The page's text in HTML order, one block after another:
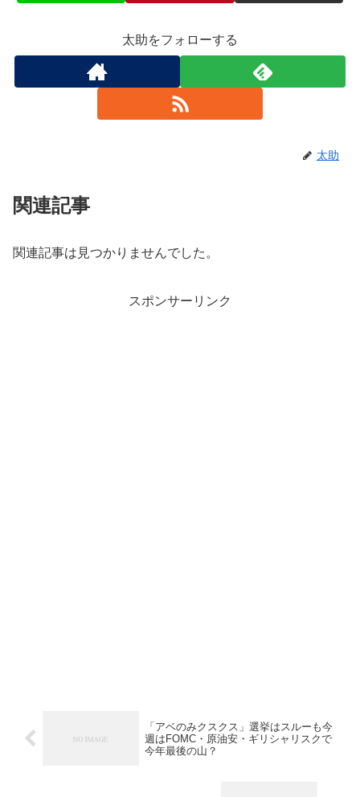
太助をフォローする
太助
関連記事
関連記事は見つかりませんでした。
スポンサーリンク
「アベのみクスクス」選挙はスルーも今
週はFOMC・原油安・ギリシャリスクで
今年最後の山？